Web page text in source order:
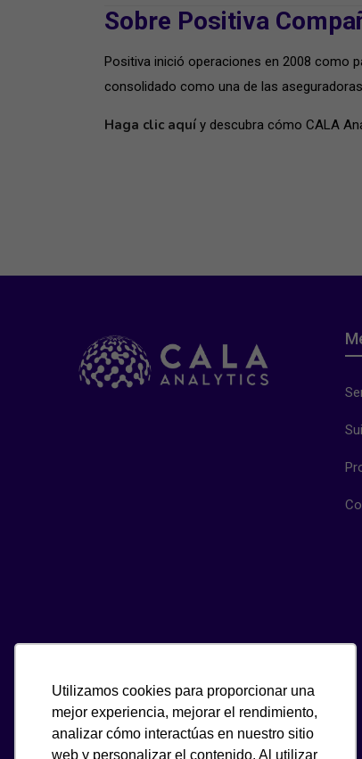
Utilizamos cookies para proporcionar una
mejor experiencia, mejorar el rendimiento,
analizar cómo interactúas en nuestro sitio
web y personalizar el contenido. Al utilizar
Sobre Positiva
Positiva inició operaciones en 2008 como
consolidado como una de las
Haga clic aquí y descubra cómo CALA